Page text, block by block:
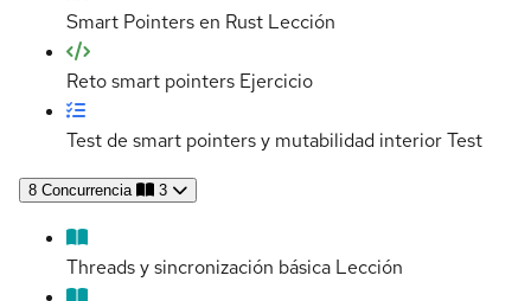
Smart Pointers en Rust Lección
Reto smart pointers Ejercicio
Test de smart pointers y mutabilidad interiorTest
8 Concurrencia 3
Threads y sincronización básica Lección